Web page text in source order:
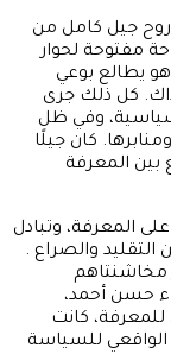
روح جيل كامل من
مفتوحة لحوار
يطالع بوعي
كل ذلك جرى
وفي ظل
كان جيلًا
المعرفة
المعرفة، وتبادل
التقليد والصراع .
مخاشنتاهم
حسن أحمد،
كانت
الواقعي للسياسة